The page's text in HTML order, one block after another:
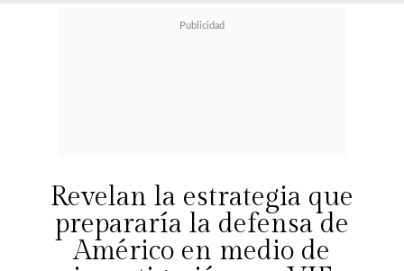
Revelan la estrategia que
prepararía la defensa de
Américo en medio de